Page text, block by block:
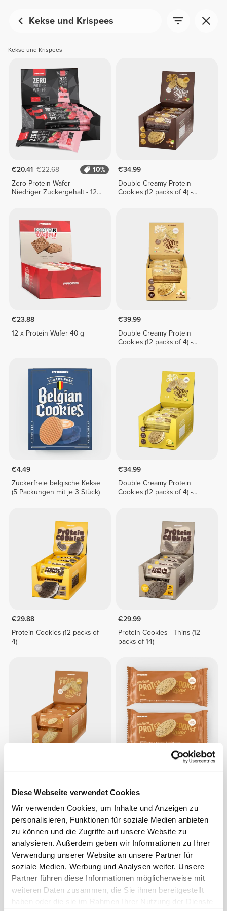
Diese Webseite verwendet Cookies
Wir verwenden Cookies, um Inhalte und Anzeigen zu
personalisieren, Funktionen für soziale Medien anbieten
zu können und die Zugriffe auf unsere Website zu
analysieren. Außerdem geben wir Informationen zu Ihrer
Verwendung unserer Website an unsere Partner für
soziale Medien, Werbung und Analysen weiter. Unsere
Partner führen diese Informationen möglicherweise mit
weiteren Daten zusammen, die Sie ihnen bereitgestellt
Kekse und Krispees
Kekse und Krispees
€20.41 €22.68
10%
Zero Protein Wafer -
Niedriger Zuckergehalt - 12
€34.99
Double Creamy Protein
Cookies (12 packs of 4) -
€23.88
12 x Protein Wafer 40 g
€39.99
Double Creamy Protein
Cookies (12 packs of 4) -
€4.49
Zuckerfreie belgische Kekse
(5 Packungen mit je 3 Stück)
€34.99
Double Creamy Protein
Cookies (12 packs of 4) -
€29.88
Protein Cookies (12 packs of
4)
€29.99
Protein Cookies - Thins (12
packs of 14)
€41.88
Thins (12 packs of 14)
€6.98
Thins (2 packs of 14)